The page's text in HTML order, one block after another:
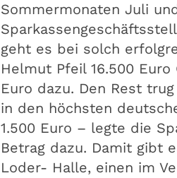
Sommermonaten Juli
geht es bei solch
Helmut Pfeil 16.500
Euro dazu. Den Rest
in den höchsten
1.500 Euro – legte die
Betrag dazu. Damit gibt
Loder- Halle, einen im